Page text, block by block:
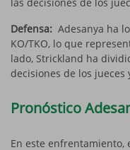
Defensa: Adesanya ha
KO/TKO, lo que
lado, Strickland ha
decisiones de los jueces
Pronóstico
En este enfrentamiento,